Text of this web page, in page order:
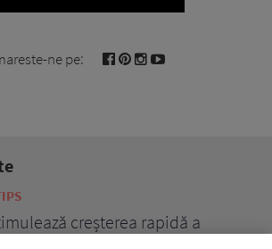
ne pe:
creșterea rapidă a